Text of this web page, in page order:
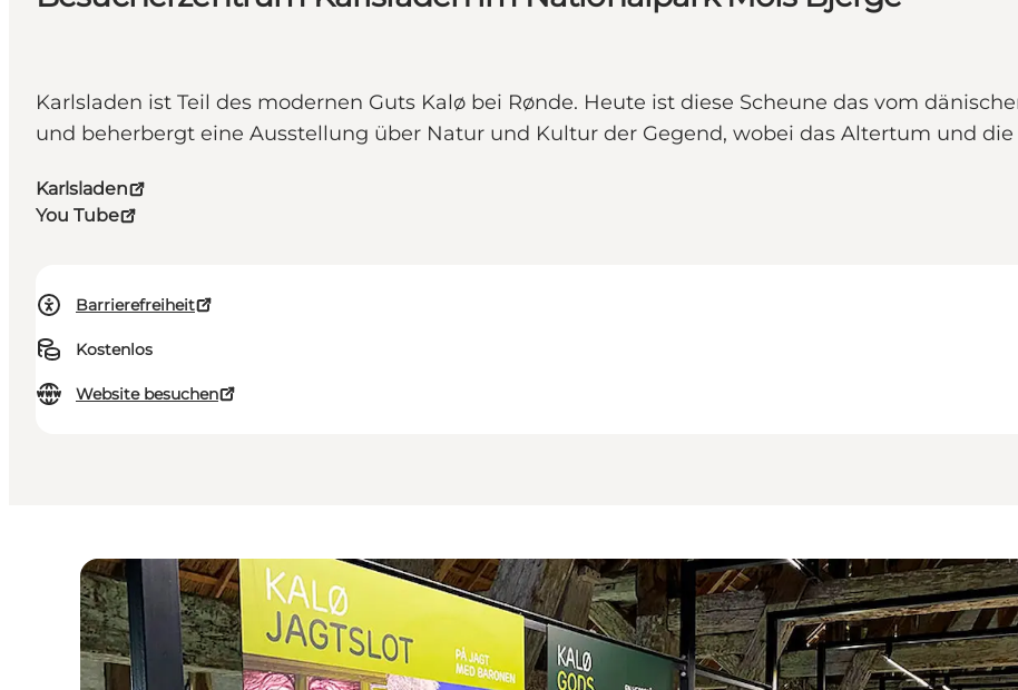
Karlsladen ist Teil des modernen Guts Kalø bei Rønde. Heute ist diese Scheune das vom
und beherbergt eine Ausstellung über Natur und Kultur der Gegend, wobei das Altertum und
Karlsladen
You Tube
Barrierefreiheit
Kostenlos
Website besuchen